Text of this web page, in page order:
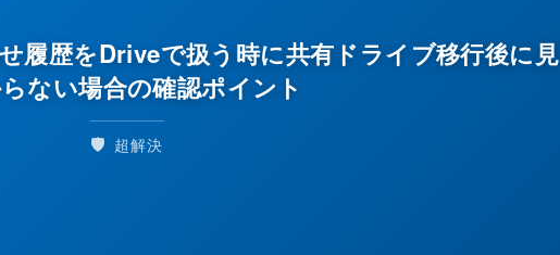
履歴をDriveで扱う時に共有ドライブ移行後に見
ない場合の確認ポイント
🛡️ 超解決